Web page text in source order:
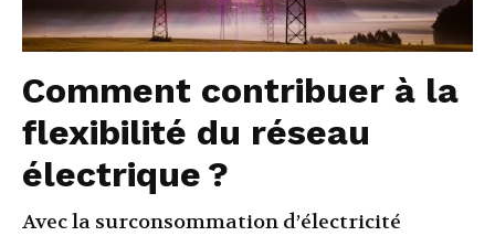
Comment contribuer à la
flexibilité du réseau
électrique ?
Avec la surconsommation d’électricité